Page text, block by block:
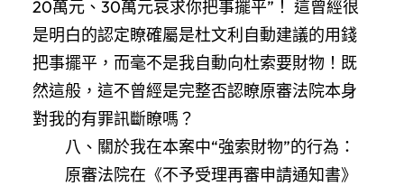
20萬元、30萬元哀求你把事擺平”！ 這曾經很
是明白的認定瞭確屬是杜文利自動建議的用錢
把事擺平，而毫不是我自動向杜索要財物！既
然這般，這不曾經是完整否認瞭原審法院本身
對我的有罪訊斷瞭嗎？
八、關於我在本案中“強索財物”的行為：
原審法院在《不予受理再審申請通知書》